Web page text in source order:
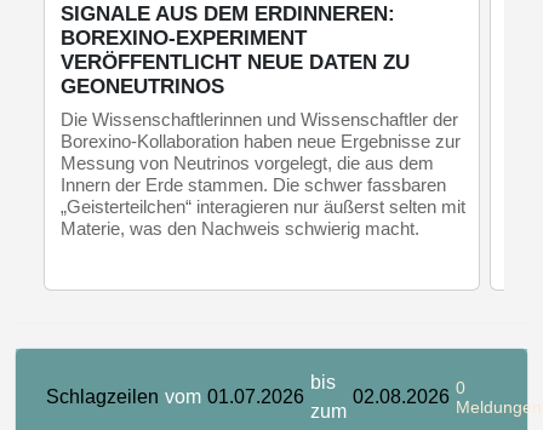
SIGNALE AUS DEM ERDINNEREN:
BOREXINO-EXPERIMENT
VERÖFFENTLICHT NEUE DATEN ZU
GEONEUTRINOS
Die Wissenschaftlerinnen und Wissenschaftler der
Borexino-Kollaboration haben neue Ergebnisse zur
Messung von Neutrinos vorgelegt, die aus dem
Innern der Erde stammen. Die schwer fassbaren
„Geisterteilchen“ interagieren nur äußerst selten mit
Materie, was den Nachweis schwierig macht.
Schlagzeilen vom 01.07.2026
bis
zum
02.08.2026 0
Meldungen